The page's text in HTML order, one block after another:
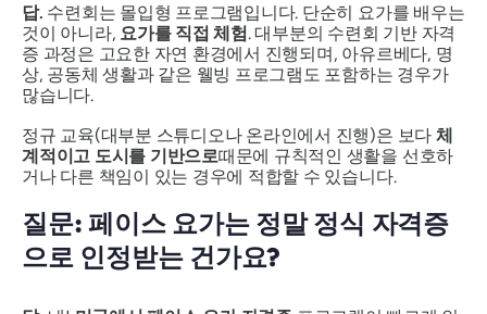
답. 수련회는 몰입형 프로그램입니다. 단순히 요가를 배우는
것이 아니라, 요가를 직접 체험. 대부분의 수련회 기반 자격
증 과정은 고요한 자연 환경에서 진행되며, 아유르베다, 명
상, 공동체 생활과 같은 웰빙 프로그램도 포함하는 경우가
많습니다.
정규 교육(대부분 스튜디오나 온라인에서 진행)은 보다 체
계적이고 도시를 기반으로때문에 규칙적인 생활을 선호하
거나 다른 책임이 있는 경우에 적합할 수 있습니다.
질문: 페이스 요가는 정말 정식 자격증
으로 인정받는 건가요?